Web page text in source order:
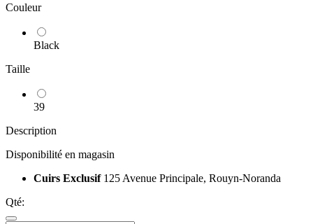
Couleur
Black
Taille
39
Description
Disponibilité en magasin
Cuirs Exclusif 125 Avenue Principale, Rouyn-Noranda
Qté: